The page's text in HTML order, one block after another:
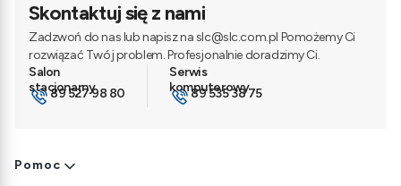
Skontaktuj się z nami
Zadzwoń do nas lub napisz na slc@slc.com.pl Pomożemy Ci
rozwiązać Twój problem. Profesjonalnie doradzimy Ci.
89 527 98 80 89 535 38 75
Linki w stopce
Pomoc